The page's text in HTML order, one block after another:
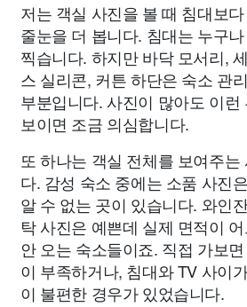
저는 객실 사진을 볼 때 침대보
줄눈을 더 봅니다. 침대는 누구
찍습니다. 하지만 바닥 모서리,
스 실리콘, 커튼 하단은 숙소 관
부분입니다. 사진이 많아도 이
보이면 조금 의심합니다.
또 하나는 객실 전체를 보여주
다. 감성 숙소 중에는 소품 사진
알 수 없는 곳이 있습니다. 와인
탁 사진은 예쁜데 실제 면적이
안 오는 숙소들이죠. 직접 가보
이 부족하거나, 침대와 TV 사이
이 불편한 경우가 있었습니다.